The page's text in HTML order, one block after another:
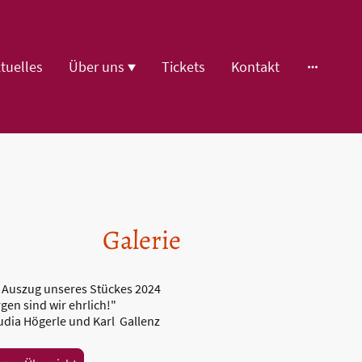
Über uns Tickets Kontakt
Galerie
unseres Stückes 2024
sind wir ehrlich!"
Högerle und Karl Gallenz